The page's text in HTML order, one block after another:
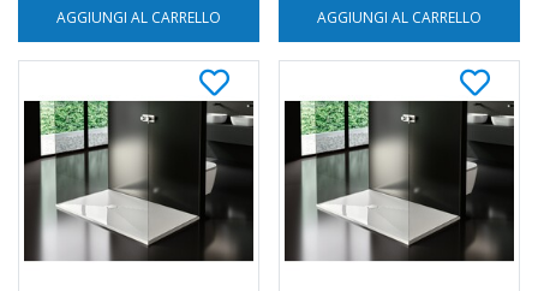
AGGIUNGI AL CARRELLO AGGIUNGI AL CARRELLO